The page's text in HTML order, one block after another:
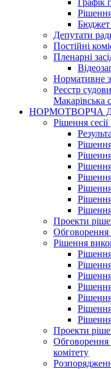
Бюджет
Депутати
Постійні
Пленарні
Нормативне
Реєстр
Макарівська
НОРМОТВОРЧА
Рішення
Проекти
Обговорення
Рішення
Проекти
Обговорення
комітету